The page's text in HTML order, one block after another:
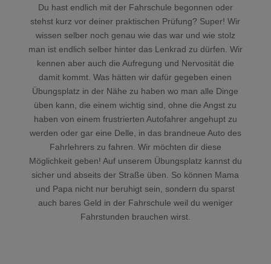
Du hast endlich mit der Fahrschule begonnen oder
stehst kurz vor deiner praktischen Prüfung? Super! Wir
wissen selber noch genau wie das war und wie stolz
man ist endlich selber hinter das Lenkrad zu dürfen. Wir
kennen aber auch die Aufregung und Nervosität die
damit kommt. Was hätten wir dafür gegeben einen
Übungsplatz in der Nähe zu haben wo man alle Dinge
üben kann, die einem wichtig sind, ohne die Angst zu
haben von einem frustrierten Autofahrer angehupt zu
werden oder gar eine Delle, in das brandneue Auto des
Fahrlehrers zu fahren. Wir möchten dir diese
Möglichkeit geben! Auf unserem Übungsplatz kannst du
sicher und abseits der Straße üben. So können Mama
und Papa nicht nur beruhigt sein, sondern du sparst
auch bares Geld in der Fahrschule weil du weniger
Fahrstunden brauchen wirst.